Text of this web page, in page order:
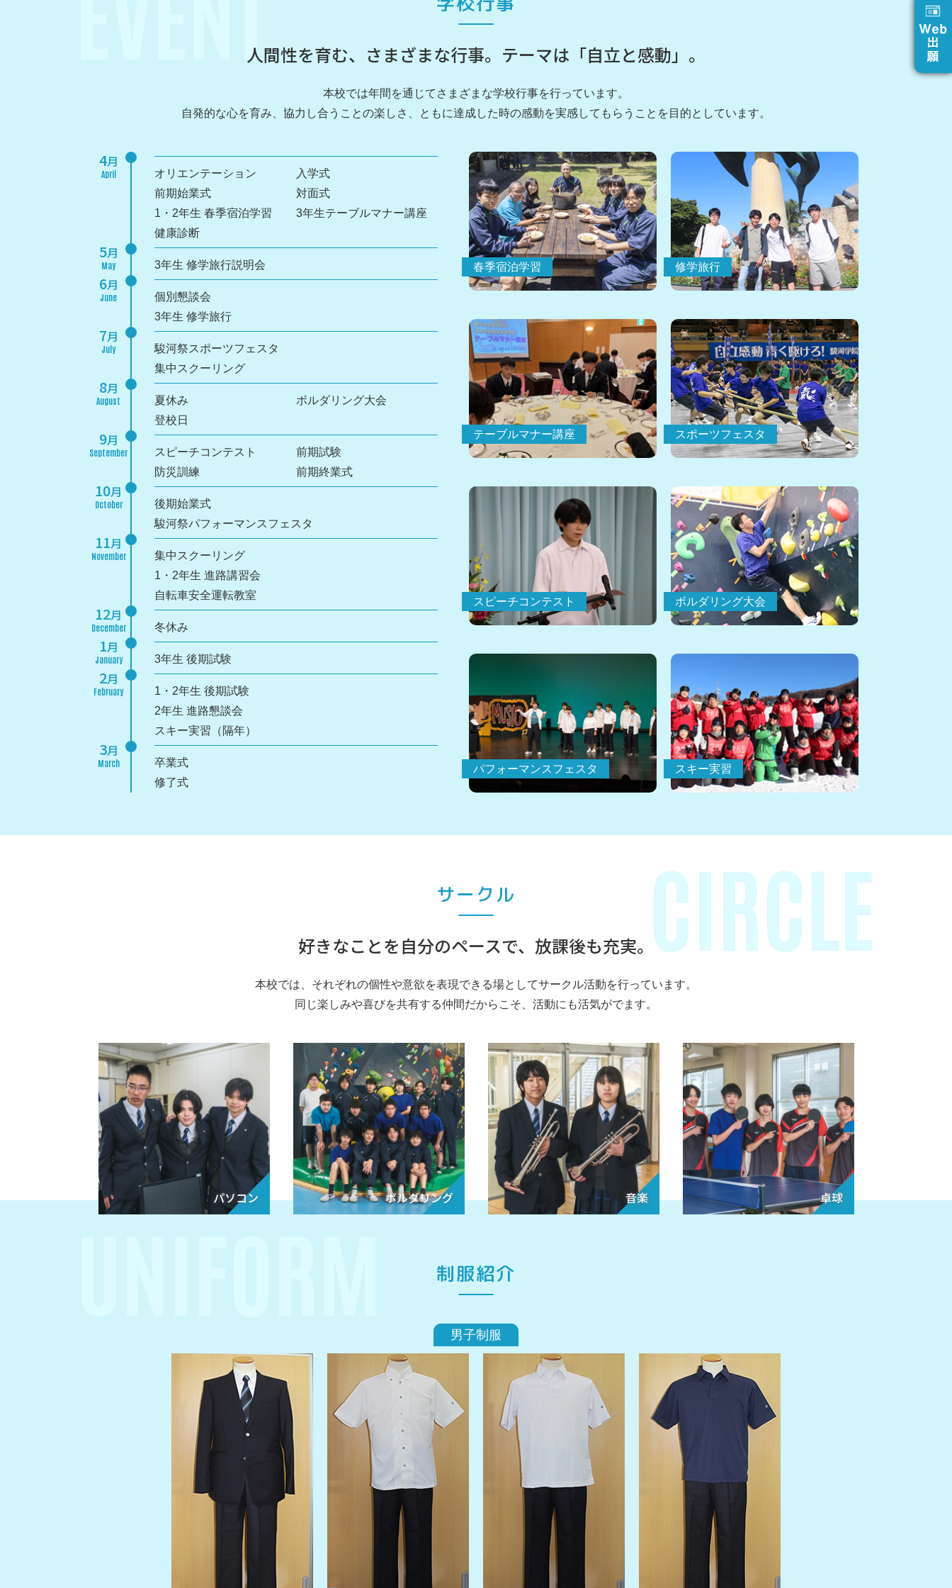
人間性を育む、さまざまな行事。 テーマは「自立と感動」。
本校では年間を通じてさまざまな学校行事を行っています。
自発的な心を育み、協力し合うことの楽しさ、ともに達成した時の感動を実感してもらうことを目的としています。
4月
April オリエンテーション
入学式
前期始業式
対面式
1・2年生 春季宿泊学習
3年生テーブルマナー講座
健康診断
5月
May 3年生 修学旅行説明会
6月
June
個別懇談会
3年生 修学旅行
7月
July
駿河祭スポーツフェスタ
集中スクーリング
8月
August 夏休み
ボルダリング大会
登校日
9月
September スピーチコンテスト
前期試験
防災訓練
前期終業式
10月
October
後期始業式
駿河祭パフォーマンスフェスタ
11月
November
集中スクーリング
1・2年生 進路講習会
自転車安全運転教室
12月
December 冬休み
1月
January 3年生 後期試験
2月
February
1・2年生 後期試験
2年生 進路懇談会
スキー実習（隔年）
3月
March
卒業式
修了式
春季宿泊学習 修学旅行
テーブルマナー講座 スポーツフェスタ
スピーチコンテスト ボルダリング大会
パフォーマンスフェスタ スキー実習
サークル CIRCLE
好きなことを自分のペースで、 放課後も充実。
本校では、それぞれの個性や意欲を表現できる場としてサークル活動を行っています。
同じ楽しみや喜びを共有する仲間だからこそ、活動にも活気がでます。
パソコン ボルダリング 音楽 卓球
制服紹介
男子制服